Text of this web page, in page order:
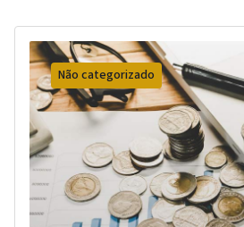
Não categorizado